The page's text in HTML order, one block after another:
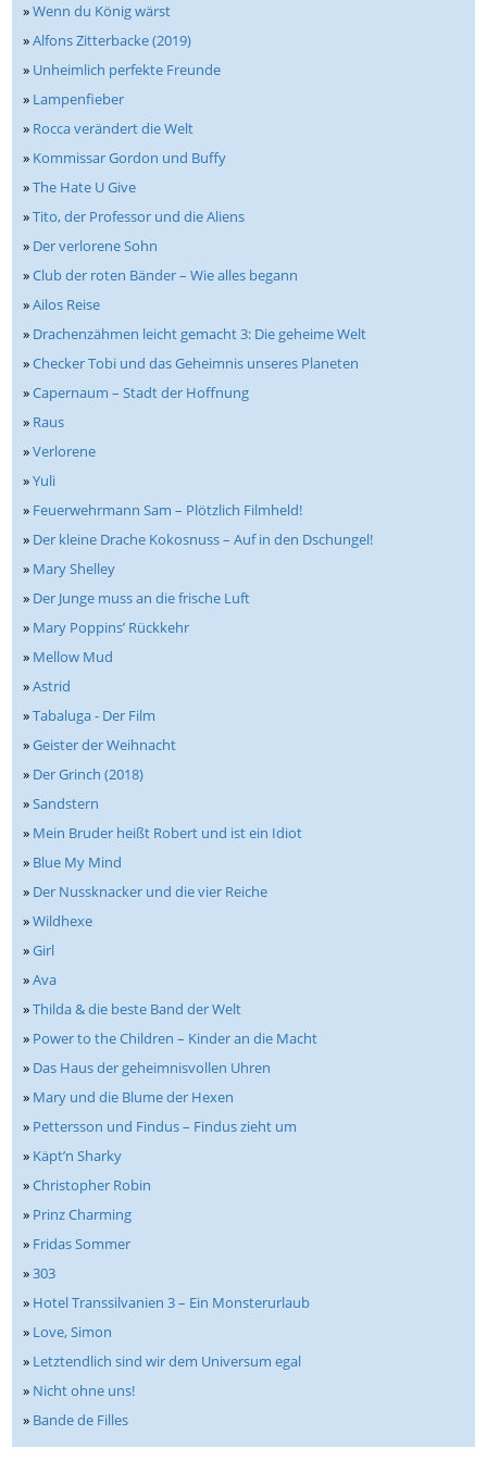
»Wenn du König wärst
»Alfons Zitterbacke (2019)
» Unheimlich perfekte Freunde
» Lampenfieber
» Rocca verändert die Welt
» Kommissar Gordon und Buffy
»The Hate U Give
»Tito, der Professor und die Aliens
» Der verlorene Sohn
»Club der roten Bänder – Wie alles begann
»Ailos Reise
» Drachenzähmen leicht gemacht 3: Die geheime Welt
»Checker Tobi und das Geheimnis unseres Planeten
»Capernaum – Stadt der Hoffnung
» Raus
»Verlorene
»Yuli
» Feuerwehrmann Sam – Plötzlich Filmheld!
» Der kleine Drache Kokosnuss – Auf in den Dschungel!
» Mary Shelley
» Der Junge muss an die frische Luft
» Mary Poppins’ Rückkehr
» Mellow Mud
»Astrid
»Tabaluga - Der Film
»Geister der Weihnacht
» Der Grinch (2018)
»Sandstern
» Mein Bruder heißt Robert und ist ein Idiot
» Blue My Mind
» Der Nussknacker und die vier Reiche
»Wildhexe
»Girl
»Ava
»Thilda & die beste Band der Welt
» Power to the Children – Kinder an die Macht
» Das Haus der geheimnisvollen Uhren
» Mary und die Blume der Hexen
» Pettersson und Findus – Findus zieht um
» Käpt’n Sharky
»Christopher Robin
» Prinz Charming
» Fridas Sommer
»303
» Hotel Transsilvanien 3 – Ein Monsterurlaub
» Love, Simon
» Letztendlich sind wir dem Universum egal
» Nicht ohne uns!
» Bande de Filles